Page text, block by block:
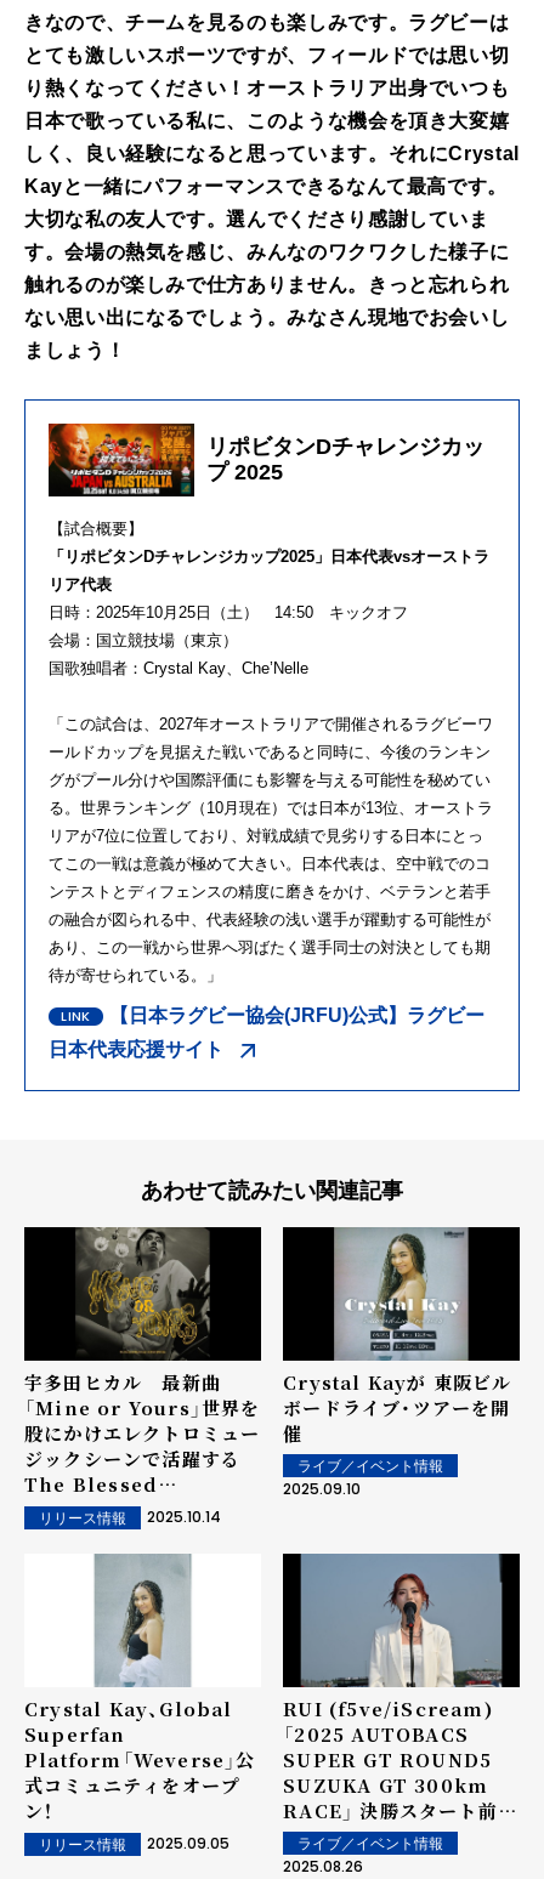
きなので、チームを見るのも楽しみです。ラグビーは
とても激しいスポーツですが、フィールドでは思い切
り熱くなってください！オーストラリア出身でいつも
日本で歌っている私に、このような機会を頂き大変嬉
しく、良い経験になると思っています。それにCrystal
Kayと一緒にパフォーマンスできるなんて最高です。
大切な私の友人です。選んでくださり感謝していま
す。会場の熱気を感じ、みんなのワクワクした様子に
触れるのが楽しみで仕方ありません。きっと忘れられ
ない思い出になるでしょう。みなさん現地でお会いし
ましょう！
リポビタンDチャレンジカッ
プ 2025
【試合概要】
「リポビタンDチャレンジカップ2025」日本代表vsオーストラ
リア代表
日時：2025年10月25日（土） 14:50 キックオフ
会場：国立競技場（東京）
国歌独唱者：Crystal Kay、Che’Nelle
「この試合は、2027年オーストラリアで開催されるラグビーワ
ールドカップを見据えた戦いであると同時に、今後のランキン
グがプール分けや国際評価にも影響を与える可能性を秘めてい
る。世界ランキング（10月現在）では日本が13位、オーストラ
リアが7位に位置しており、対戦成績で見劣りする日本にとっ
てこの一戦は意義が極めて大きい。日本代表は、空中戦でのコ
ンテストとディフェンスの精度に磨きをかけ、ベテランと若手
の融合が図られる中、代表経験の浅い選手が躍動する可能性が
あり、この一戦から世界へ羽ばたく選手同士の対決としても期
待が寄せられている。」
【日本ラグビー協会(JRFU)公式】ラグビー
日本代表応援サイト
あわせて読みたい関連記事
宇多田ヒカル 最新曲
「Mine or Yours」世界を
股にかけエレクトロミュー
ジックシーンで活躍する
The Blessed
Madonnaによる 「The
Blessed Madonna's
GODSQUAD Mix」 が10
月20日に配信リリース決
定。11月より、台湾・
Vieshow Cinemas に
てツアー映像の期間限定上
映も決定
リリース情報 2025.10.14
Crystal Kayが 東阪ビル
ボードライブ・ツアーを開
催
ライブ／イベント情報
2025.09.10
Crystal Kay、Global
Superfan
Platform「Weverse」公
式コミュニティをオープ
ン！
リリース情報 2025.09.05
RUI (f5ve/iScream)
「2025 AUTOBACS
SUPER GT ROUND5
SUZUKA GT 300km
RACE」 決勝スタート前セ
レモニーにて自身初の国歌
独唱！
ライブ／イベント情報
2025.08.26